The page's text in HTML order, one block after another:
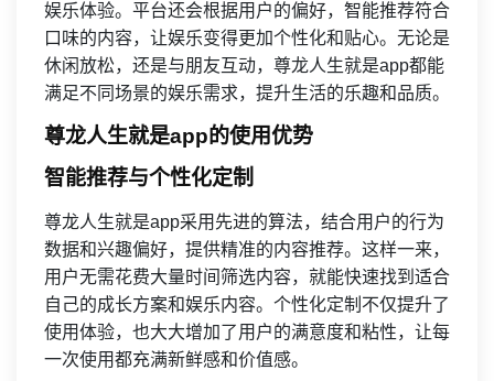
娱乐体验。平台还会根据用户的偏好，智能推荐符合
口味的内容，让娱乐变得更加个性化和贴心。无论是
休闲放松，还是与朋友互动，尊龙人生就是app都能
满足不同场景的娱乐需求，提升生活的乐趣和品质。
尊龙人生就是app的使用优势
智能推荐与个性化定制
尊龙人生就是app采用先进的算法，结合用户的行为
数据和兴趣偏好，提供精准的内容推荐。这样一来，
用户无需花费大量时间筛选内容，就能快速找到适合
自己的成长方案和娱乐内容。个性化定制不仅提升了
使用体验，也大大增加了用户的满意度和粘性，让每
一次使用都充满新鲜感和价值感。